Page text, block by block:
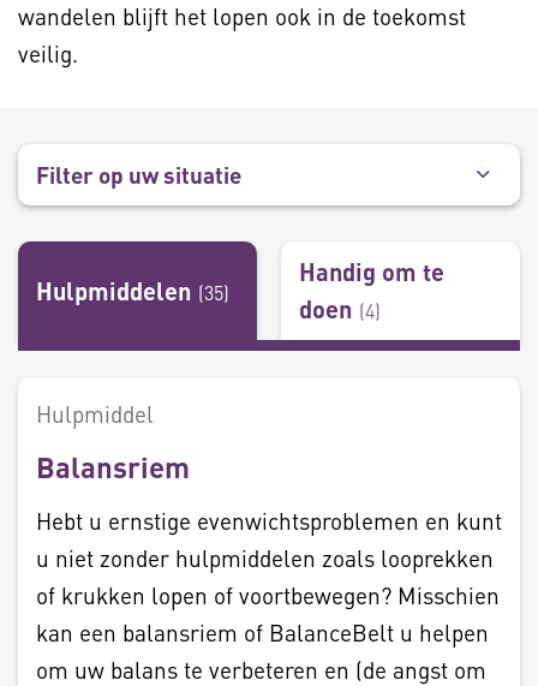
wandelen blijft het lopen ook in de toekomst
veilig.
Filter op uw situatie
Hulpmiddelen (35)
Handig om te
doen (4)
Hulpmiddel
Balansriem
Hebt u ernstige evenwichtsproblemen en kunt
u niet zonder hulpmiddelen zoals looprekken
of krukken lopen of voortbewegen? Misschien
kan een balansriem of BalanceBelt u helpen
om uw balans te verbeteren en (de angst om